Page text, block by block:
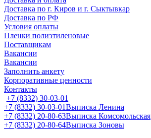
Доставка по г. Киров и г. Сыктывкар
Доставка по РФ
Условия оплаты
Пленки полиэтиленовые
Поставщикам
Вакансии
Вакансии
Заполнить анкету
Корпоративные ценности
Контакты
+7 (8332) 30-03-01
+7 (8332) 30-03-01Выписка Ленина
+7 (8332) 20-80-63Выписка Комсомольская
+7 (8332) 20-80-64Выписка Зоновы